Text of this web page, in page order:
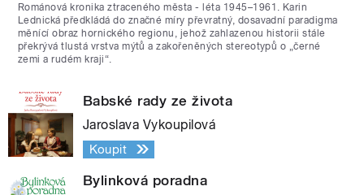
Románová kronika ztraceného města - léta 1945–1961. Karin
Lednická předkládá do značné míry převratný, dosavadní paradigma
měnící obraz hornického regionu, jehož zahlazenou historii stále
překrývá tlustá vrstva mýtů a zakořeněných stereotypů o „černé
zemi a rudém kraji“.
Babské rady ze života
Jaroslava Vykoupilová
Koupit
Bylinková poradna